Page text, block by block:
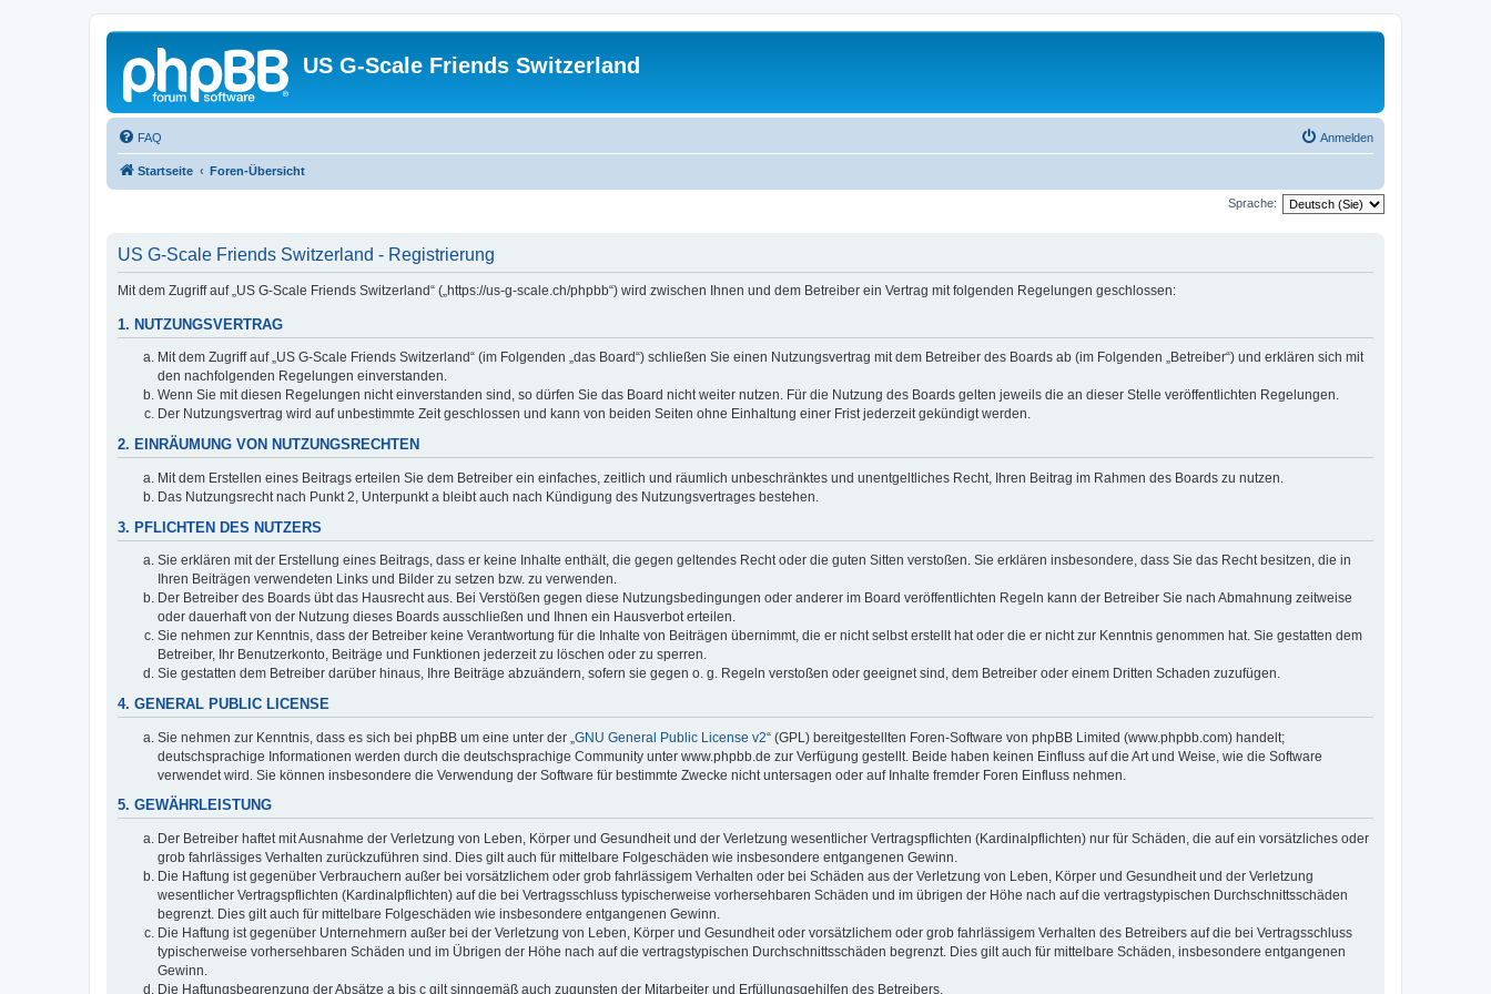
US G-Scale Friends Switzerland
FAQ Anmelden
Startseite Foren-Übersicht
Sprache:
US G-Scale Friends Switzerland - Registrierung
Mit dem Zugriff auf „US G-Scale Friends Switzerland“ („https://us-g-scale.ch/phpbb“) wird zwischen Ihnen und dem Betreiber ein Vertrag mit folgenden Regelungen geschlossen:
1. NUTZUNGSVERTRAG
Mit dem Zugriff auf „US G-Scale Friends Switzerland“ (im Folgenden „das Board“) schließen Sie einen Nutzungsvertrag mit dem Betreiber des Boards ab (im Folgenden „Betreiber“) und erklären sich mit
den nachfolgenden Regelungen einverstanden.
Wenn Sie mit diesen Regelungen nicht einverstanden sind, so dürfen Sie das Board nicht weiter nutzen. Für die Nutzung des Boards gelten jeweils die an dieser Stelle veröffentlichten Regelungen.
Der Nutzungsvertrag wird auf unbestimmte Zeit geschlossen und kann von beiden Seiten ohne Einhaltung einer Frist jederzeit gekündigt werden.
2. EINRÄUMUNG VON NUTZUNGSRECHTEN
Mit dem Erstellen eines Beitrags erteilen Sie dem Betreiber ein einfaches, zeitlich und räumlich unbeschränktes und unentgeltliches Recht, Ihren Beitrag im Rahmen des Boards zu nutzen.
Das Nutzungsrecht nach Punkt 2, Unterpunkt a bleibt auch nach Kündigung des Nutzungsvertrages bestehen.
3. PFLICHTEN DES NUTZERS
Sie erklären mit der Erstellung eines Beitrags, dass er keine Inhalte enthält, die gegen geltendes Recht oder die guten Sitten verstoßen. Sie erklären insbesondere, dass Sie das Recht besitzen, die in
Ihren Beiträgen verwendeten Links und Bilder zu setzen bzw. zu verwenden.
Der Betreiber des Boards übt das Hausrecht aus. Bei Verstößen gegen diese Nutzungsbedingungen oder anderer im Board veröffentlichten Regeln kann der Betreiber Sie nach Abmahnung zeitweise
oder dauerhaft von der Nutzung dieses Boards ausschließen und Ihnen ein Hausverbot erteilen.
Sie nehmen zur Kenntnis, dass der Betreiber keine Verantwortung für die Inhalte von Beiträgen übernimmt, die er nicht selbst erstellt hat oder die er nicht zur Kenntnis genommen hat. Sie gestatten dem
Betreiber, Ihr Benutzerkonto, Beiträge und Funktionen jederzeit zu löschen oder zu sperren.
Sie gestatten dem Betreiber darüber hinaus, Ihre Beiträge abzuändern, sofern sie gegen o. g. Regeln verstoßen oder geeignet sind, dem Betreiber oder einem Dritten Schaden zuzufügen.
4. GENERAL PUBLIC LICENSE
Sie nehmen zur Kenntnis, dass es sich bei phpBB um eine unter der „ GNU General Public License v2“ (GPL) bereitgestellten Foren-Software von phpBB Limited (www.phpbb.com) handelt;
deutschsprachige Informationen werden durch die deutschsprachige Community unter www.phpbb.de zur Verfügung gestellt. Beide haben keinen Einfluss auf die Art und Weise, wie die Software
verwendet wird. Sie können insbesondere die Verwendung der Software für bestimmte Zwecke nicht untersagen oder auf Inhalte fremder Foren Einfluss nehmen.
5. GEWÄHRLEISTUNG
Der Betreiber haftet mit Ausnahme der Verletzung von Leben, Körper und Gesundheit und der Verletzung wesentlicher Vertragspflichten (Kardinalpflichten) nur für Schäden, die auf ein vorsätzliches oder
grob fahrlässiges Verhalten zurückzuführen sind. Dies gilt auch für mittelbare Folgeschäden wie insbesondere entgangenen Gewinn.
Die Haftung ist gegenüber Verbrauchern außer bei vorsätzlichem oder grob fahrlässigem Verhalten oder bei Schäden aus der Verletzung von Leben, Körper und Gesundheit und der Verletzung
wesentlicher Vertragspflichten (Kardinalpflichten) auf die bei Vertragsschluss typischerweise vorhersehbaren Schäden und im übrigen der Höhe nach auf die vertragstypischen Durchschnittsschäden
begrenzt. Dies gilt auch für mittelbare Folgeschäden wie insbesondere entgangenen Gewinn.
Die Haftung ist gegenüber Unternehmern außer bei der Verletzung von Leben, Körper und Gesundheit oder vorsätzlichem oder grob fahrlässigem Verhalten des Betreibers auf die bei Vertragsschluss
typischerweise vorhersehbaren Schäden und im Übrigen der Höhe nach auf die vertragstypischen Durchschnittsschäden begrenzt. Dies gilt auch für mittelbare Schäden, insbesondere entgangenen
Gewinn.
Die Haftungsbegrenzung der Absätze a bis c gilt sinngemäß auch zugunsten der Mitarbeiter und Erfüllungsgehilfen des Betreibers.